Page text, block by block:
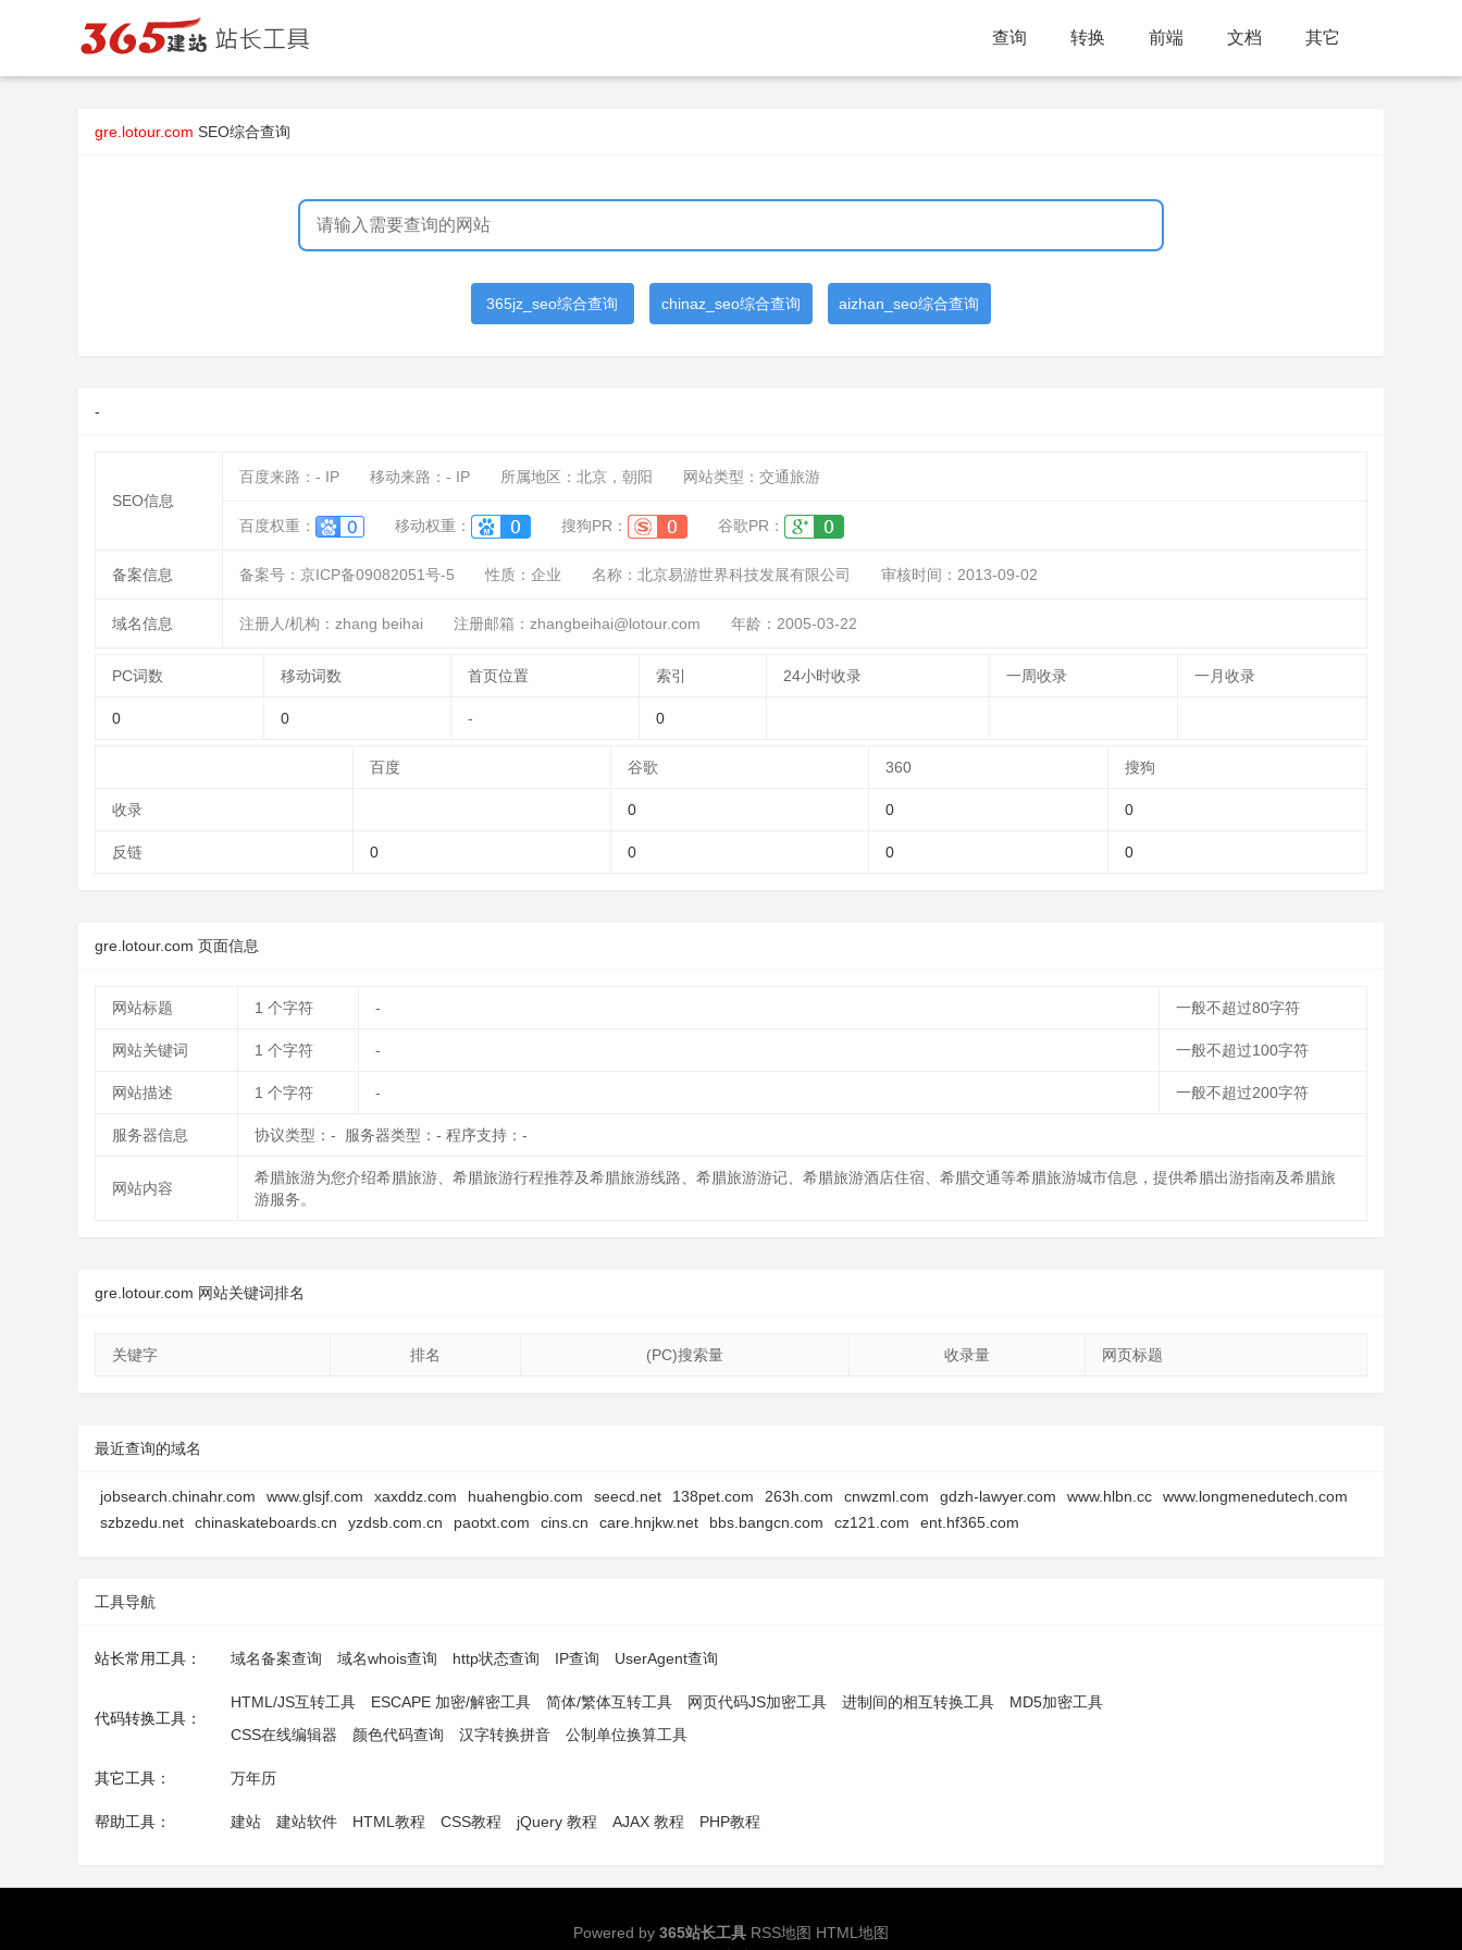
查询 转换 前端 文档 其它
gre.lotour.com SEO综合查询
365jz_seo综合查询 chinaz_seo综合查询 aizhan_seo综合查询
-
SEO信息
百度来路： - IP 移动来路： - IP 所属地区：北京，朝阳 网站类型：交通旅游
百度权重： 移动权重： 搜狗PR： 谷歌PR：
备案信息 备案号：京ICP备09082051号-5 性质： 企业 名称： 北京易游世界科技发展有限公司 审核时间： 2013-09-02
域名信息 注册人/机构：zhang beihai 注册邮箱：zhangbeihai@lotour.com 年龄：2005-03-22
PC词数 移动词数 首页位置 索引 24小时收录 一周收录 一月收录
0 0 - 0
百度 谷歌 360 搜狗
收录 0 0 0
反链 0 0 0 0
gre.lotour.com 页面信息
网站标题 1 个字符 - 一般不超过80字符
网站关键词 1 个字符 - 一般不超过100字符
网站描述 1 个字符 - 一般不超过200字符
服务器信息 协议类型：- 服务器类型：- 程序支持：-
网站内容
希腊旅游为您介绍希腊旅游、希腊旅游行程推荐及希腊旅游线路、希腊旅游游记、希腊旅游酒店住宿、希腊交通等希腊旅游城市信息，提供希腊出游指南及希腊旅
游服务。
gre.lotour.com 网站关键词排名
关键字 排名 (PC)搜索量 收录量 网页标题
最近查询的域名
jobsearch.chinahr.com www.glsjf.com xaxddz.com huahengbio.com seecd.net 138pet.com 263h.com cnwzml.com gdzh-lawyer.com www.hlbn.cc
www.longmenedutech.com
szbzedu.net
chinaskateboards.cn yzdsb.com.cn paotxt.com cins.cn care.hnjkw.net bbs.bangcn.com cz121.com ent.hf365.com
工具导航
站长常用工具： 域名备案查询 域名whois查询 http状态查询 IP查询 UserAgent查询
代码转换工具：
HTML/JS互转工具 ESCAPE 加密/解密工具 简体/繁体互转工具 网页代码JS加密工具 进制间的相互转换工具
MD5加密工具
CSS在线编辑器
颜色代码查询 汉字转换拼音 公制单位换算工具
其它工具： 万年历
帮助工具： 建站 建站软件 HTML教程 CSS教程 jQuery 教程 AJAX 教程 PHP教程
Powered by 365站长工具 RSS地图 HTML地图